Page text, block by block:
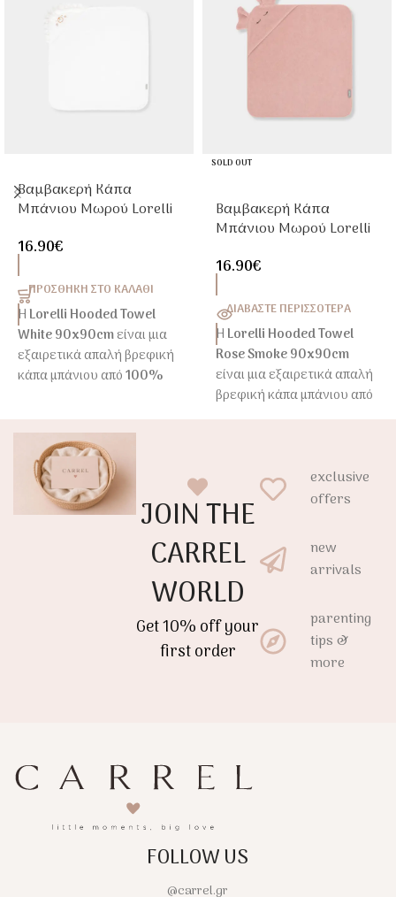
Βαμβακερή Κάπα
Μπάνιου Μωρού Lorelli
Λευκή
16.90€
ΠΡΟΣΘΉΚΗ ΣΤΟ ΚΑΛΆΘΙ
Η Lorelli Hooded Towel
White 90x90cmείναι μια
εξαιρετικά απαλή βρεφική
κάπα μπάνιου από100%
μετά το μπάνιο. Η πρακτική
κουκούλα βοηθά στο
γρήγορο στέγνωμα του
κεφαλιού, ενώ το
διακριτικό κέντημα χαρίζει
SOLD OUT
Βαμβακερή Κάπα
Μπάνιου Μωρού Lorelli
Rose Smoke
16.90€
ΔΙΑΒΆΣΤΕ ΠΕΡΙΣΣΌΤΕΡΑ
Η Lorelli Hooded Towel
Rose Smoke 90x90cm
είναι μια εξαιρετικά απαλή
βρεφική κάπα μπάνιου από
το μπάνιο. Η πρακτική
κουκούλα βοηθά στο
γρήγορο στέγνωμα του
κεφαλιού, ενώ το
διακριτικό κέντημα χαρίζει
μία κομψή premium
αισθητική.
JOIN THE
CARREL
WORLD
Get 10% off your
first order
exclusive
offers
new
arrivals
parenting
tips &
more
FOLLOW US
@carrel.gr